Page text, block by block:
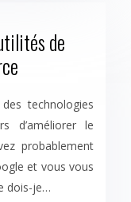
de
technologies
d’améliorer le
probablement
et vous vous
dois-je…